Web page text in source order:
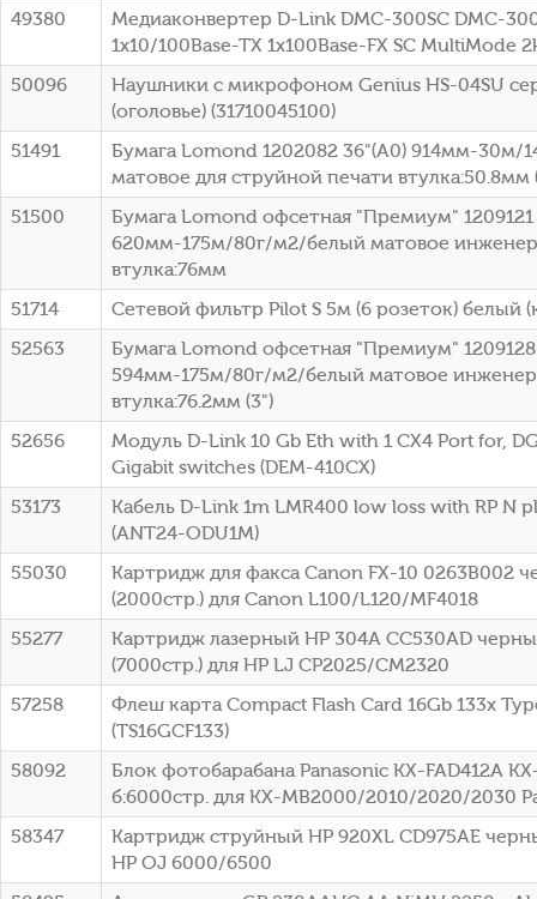
49380
Медиаконвертер D-Link DMC-300SC DMC-
1x10/100Base-TX 1x100Base-FX SC MultiMode
50096
Наушники с микрофоном Genius HS-04SU
(оголовье) (31710045100)
51491
Бумага Lomond 1202082 36"(A0) 914мм-30м/
матовое для струйной печати втулка:50.8мм
51500
Бумага Lomond офсетная "Премиум" 1209121
620мм-175м/80г/м2/белый матовое
втулка:76мм
51714
Сетевой фильтр Pilot S 5м (6 розеток) белый
52563
Бумага Lomond офсетная "Премиум" 1209128
594мм-175м/80г/м2/белый матовое
втулка:76.2мм (3")
52656
Модуль D-Link 10 Gb Eth with 1 CX4 Port for,
Gigabit switches (DEM-410CX)
53173
Кабель D-Link 1m LMR400 low loss with RP N
(ANT24-ODU1M)
55030
Картридж для факса Canon FX-10 0263B002
(2000стр.) для Canon L100/L120/MF4018
55277
Картридж лазерный HP 304A CC530AD
(7000стр.) для HP LJ CP2025/CM2320
57258
Флеш карта Compact Flash Card 16Gb 133x
(TS16GCF133)
58092
Блок фотобарабана Panasonic KX-FAD412A
б:6000стр. для KX-MB2000/2010/2020/2030
58347
Картридж струйный HP 920XL CD975AE
HP OJ 6000/6500